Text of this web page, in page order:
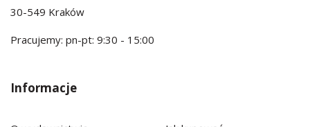
30-549 Kraków
Pracujemy: pn-pt: 9:30 - 15:00
Informacje